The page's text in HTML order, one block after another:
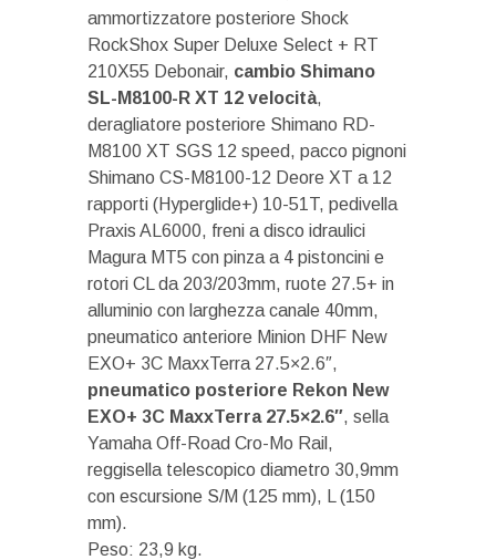
ammortizzatore posteriore Shock
RockShox Super Deluxe Select + RT
210X55 Debonair, cambio Shimano
SL-M8100-R XT 12 velocità,
deragliatore posteriore Shimano RD-
M8100 XT SGS 12 speed, pacco pignoni
Shimano CS-M8100-12 Deore XT a 12
rapporti (Hyperglide+) 10-51T, pedivella
Praxis AL6000, freni a disco idraulici
Magura MT5 con pinza a 4 pistoncini e
rotori CL da 203/203mm, ruote 27.5+ in
alluminio con larghezza canale 40mm,
pneumatico anteriore Minion DHF New
EXO+ 3C MaxxTerra 27.5×2.6″,
pneumatico posteriore Rekon New
EXO+ 3C MaxxTerra 27.5×2.6″, sella
Yamaha Off-Road Cro-Mo Rail,
reggisella telescopico diametro 30,9mm
con escursione S/M (125 mm), L (150
mm).
Peso: 23,9 kg.